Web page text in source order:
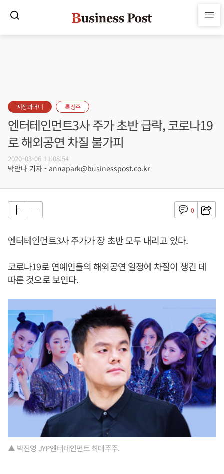
시장과머니 특징주
엔터테인먼트3사 주가 초반 급락, 코로나19
로 해외공연 차질 불가피
2020-03-06 11:08:54
박안나 기자 - annapark@businesspost.co.kr
0
엔터테인먼트3사 주가가 장 초반 모두 내리고 있다.
코로나19로 연예인들의 해외공연 일정에 차질이 생긴 데
따른 것으로 보인다.
▲ 박진영 JYP엔터테인먼트 최대주주.